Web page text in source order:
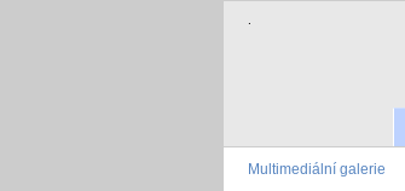
.
Multimediální galerie